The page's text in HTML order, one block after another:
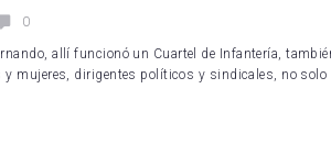
0
allí funcionó un Cuartel de Infantería,
mujeres, dirigentes políticos y sindicales, no solo